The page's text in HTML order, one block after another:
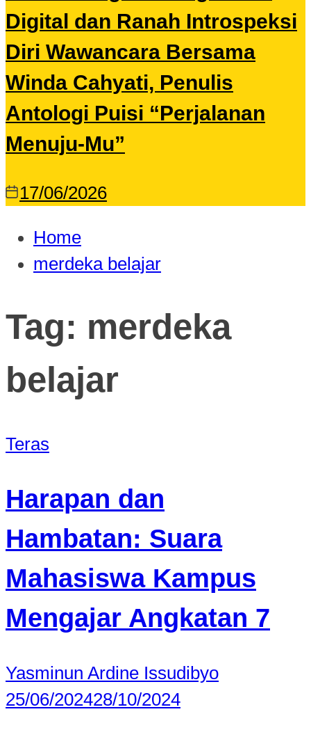
Digital dan Ranah Introspeksi
Diri Wawancara Bersama
Winda Cahyati, Penulis
Antologi Puisi “Perjalanan
Menuju-Mu”
17/06/2026
Home
merdeka belajar
Tag: merdeka
belajar
Teras
Harapan dan
Hambatan: Suara
Mahasiswa Kampus
Mengajar Angkatan 7
Yasminun Ardine Issudibyo
25/06/202428/10/2024